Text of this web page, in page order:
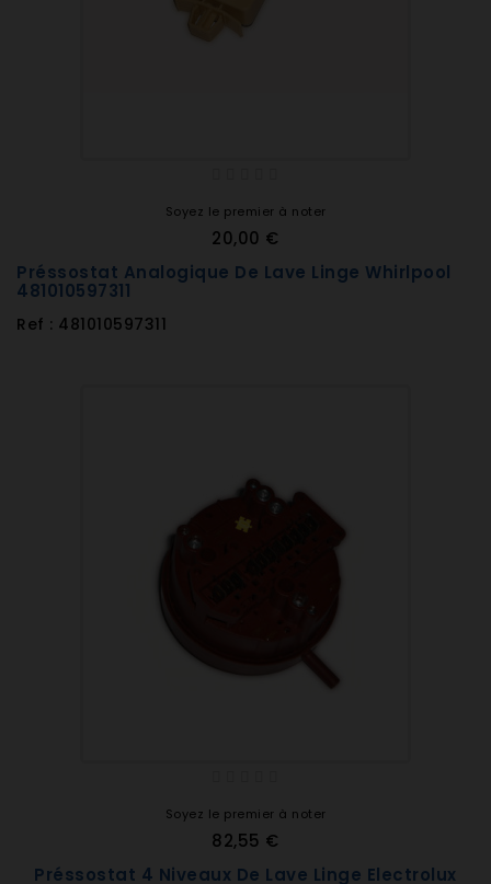
Soyez le premier à noter
20,00 €
Préssostat Analogique De Lave Linge Whirlpool
481010597311
Ref : 481010597311
Soyez le premier à noter
82,55 €
Préssostat 4 Niveaux De Lave Linge Electrolux